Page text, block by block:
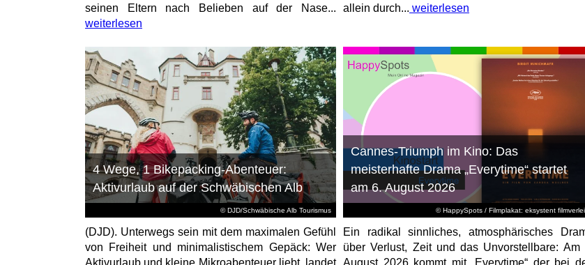
seinen Eltern nach Belieben auf der Nase...
weiterlesen
allein durch... weiterlesen
© DJD/Schwäbische Alb Tourismus
4 Wege, 1 Bikepacking-Abenteuer:
Aktivurlaub auf der Schwäbischen Alb
(DJD). Unterwegs sein mit dem maximalen Gefühl
von Freiheit und minimalistischem Gepäck: Wer
© HappySpots / Filmplakat: eksystent
Cannes-Triumph im Kino: Das
meisterhafte Drama „Everytime“ startet
am 6. August 2026
Ein radikal sinnliches, atmosphärisches
über Verlust, Zeit und das Unvorstellbare: Am